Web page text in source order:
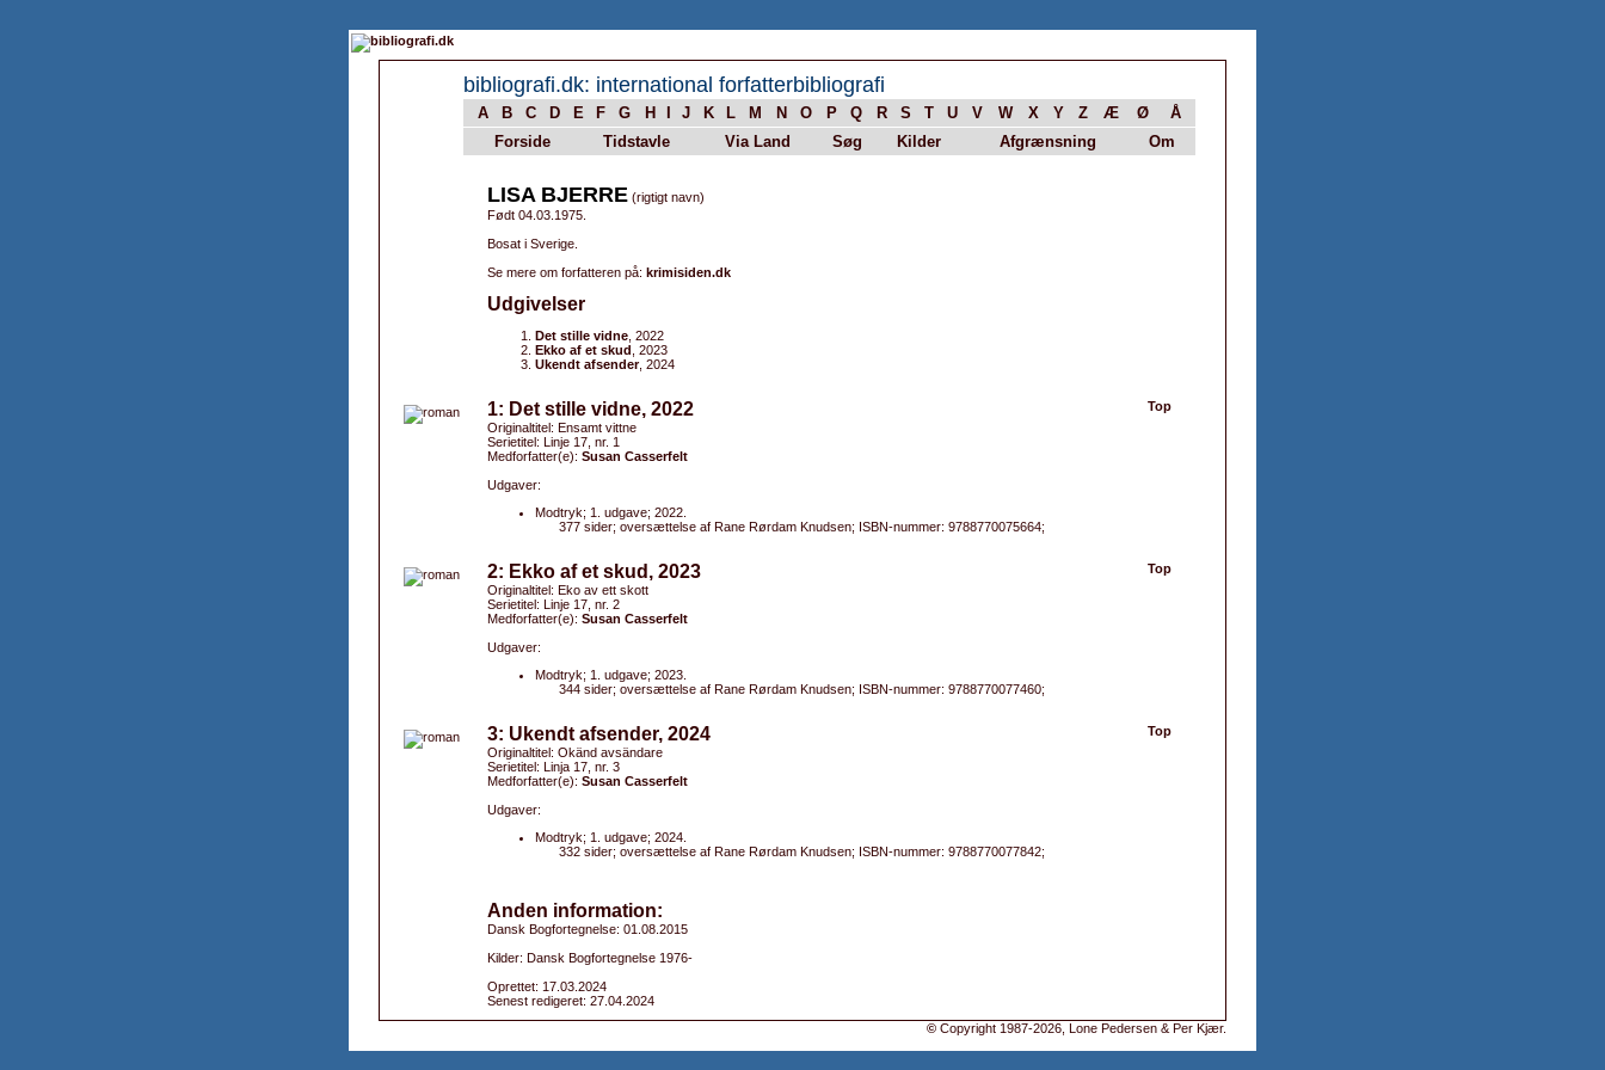
bibliografi.dk: international forfatterbibliografi
A B C D E F G H J K L M N O P Q R S T U V W X Y Z Æ Ø
Å
Forside
Tidstavle Via Land Søg Kilder Afgrænsning Om
LISA BJERRE (rigtigt navn)
Født 04.03.1975.
Bosat i Sverige.
Se mere om forfatteren på: krimisiden.dk
Udgivelser
Det stille vidne , 2022
Ekko af et skud , 2023
Ukendt afsender, 2024
Top
1: Det stille vidne, 2022
Originaltitel: Ensamt vittne
Serietitel: Linje 17, nr. 1
Medforfatter(e): Susan Casserfelt
Udgaver:
Modtryk; 1. udgave; 2022.
377 sider; oversættelse af Rane Rørdam Knudsen; ISBN-nummer: 9788770075664;
Top
2: Ekko af et skud, 2023
Originaltitel: Eko av ett skott
Serietitel: Linje 17, nr. 2
Medforfatter(e): Susan Casserfelt
Udgaver:
Modtryk; 1. udgave; 2023.
344 sider; oversættelse af Rane Rørdam Knudsen; ISBN-nummer: 9788770077460;
Top
3: Ukendt afsender, 2024
Originaltitel: Okänd avsändare
Serietitel: Linja 17, nr. 3
Medforfatter(e): Susan Casserfelt
Udgaver:
Modtryk; 1. udgave; 2024.
332 sider; oversættelse af Rane Rørdam Knudsen; ISBN-nummer: 9788770077842;
Anden information:
Dansk Bogfortegnelse: 01.08.2015
Kilder: Dansk Bogfortegnelse 1976-
Oprettet: 17.03.2024
Senest redigeret: 27.04.2024
© Copyright 1987-2026, Lone Pedersen & Per Kjær.